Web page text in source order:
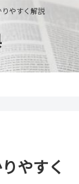
やすく解説
やすく